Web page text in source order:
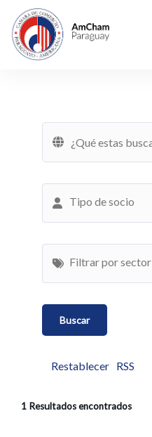
Tipo de socio
Filtrar por sector
Restablecer RSS
1 Resultados encontrados